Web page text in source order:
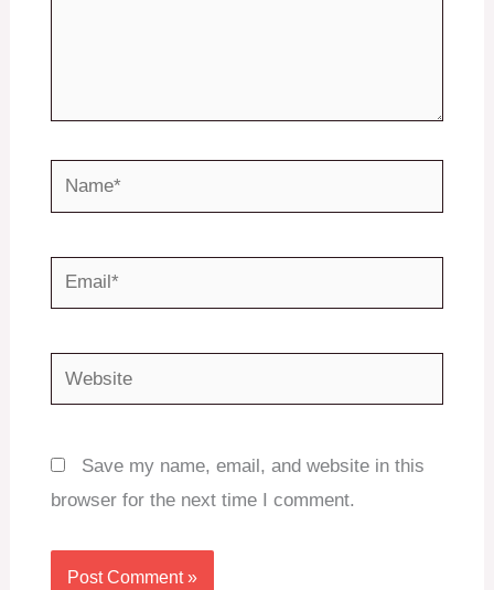
Name*
Email*
Website
Save my name, email, and website in this
browser for the next time I comment.